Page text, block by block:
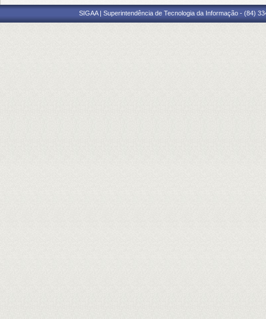
SIGAA | Superintendência de Tecnologia da Informação - (84)